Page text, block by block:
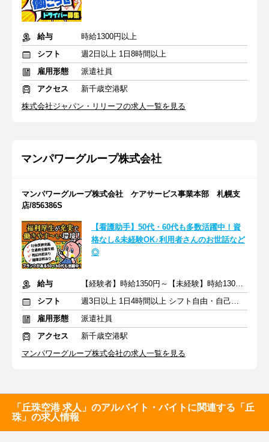
給与
時給1300円以上
シフト
週2日以上 1日8時間以上
雇用形態
派遣社員
アクセス
新千歳空港駅
株式会社ジャパン・リリーフの求人一覧を見る
マンパワーグループ株式会社
マンパワーグループ株式会社 ケアサービス事業本部 札幌支
店/856386S
【看護助手】50代・60代も多数活躍中！資
格なし&未経験OK♪利用者さんのお世話など
◎
給与
【経験者】時給1350円～【未経験】時給1300円～ ※交通費全額
シフト
週3日以上 1日4時間以上 シフト自由・自己申告
雇用形態
派遣社員
アクセス
新千歳空港駅
マンパワーグループ株式会社の求人一覧を見る
「丘珠空港 求人」のアルバイト・バイトに関連する「丘
珠」の求人情報